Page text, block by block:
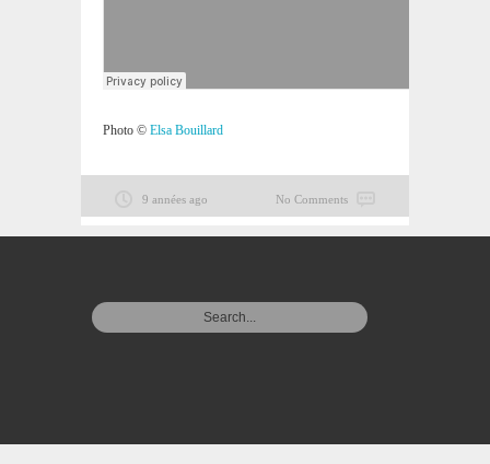
Photo © Elsa Bouillard
9 années ago No Comments